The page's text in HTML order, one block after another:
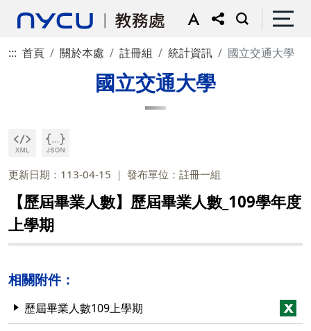
::: 首頁 關於本處 註冊組 統計資訊 國立交通大學
國立交通大學
更新日期：113-04-15 發布單位：註冊一組
【歷屆畢業人數】歷屆畢業人數_109學年度
上學期
相關附件：
歷屆畢業人數109上學期